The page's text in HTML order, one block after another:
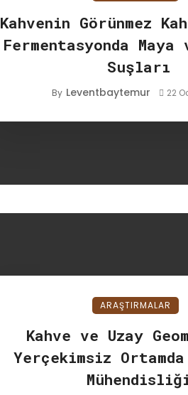
Kahvenin Görünmez
Fermentasyonda
Suşları
By Leventbaytemur 22
ARAŞTIRMALAR
Kahve ve Uzay
Yerçekimsiz